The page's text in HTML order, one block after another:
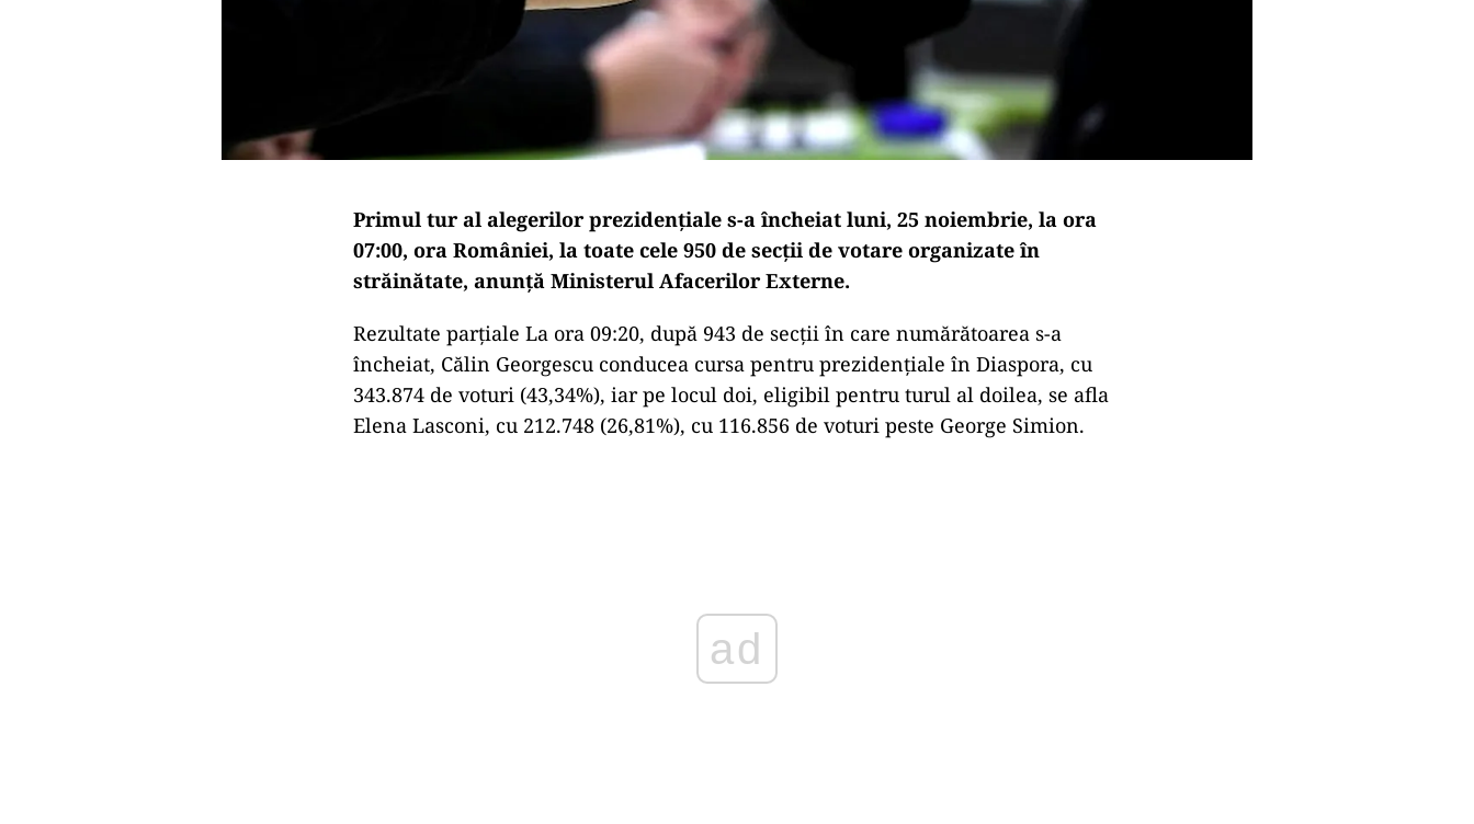
Primul tur al alegerilor prezidențiale s-a încheiat luni, 25 noiembrie, la ora
07:00, ora României, la toate cele 950 de secții de votare organizate în
străinătate, anunță Ministerul Afacerilor Externe.
Rezultate parțiale La ora 09:20, după 943 de secții în care numărătoarea s-a
încheiat, Călin Georgescu conducea cursa pentru prezidențiale în Diaspora, cu
343.874 de voturi (43,34%), iar pe locul doi, eligibil pentru turul al doilea, se afla
Elena Lasconi, cu 212.748 (26,81%), cu 116.856 de voturi peste George Simion.